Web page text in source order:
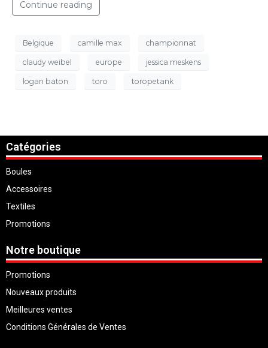
Continue reading
Belgique camille max championnat
claudy weibel europe jessica meskens
logan baton toro toropetank
Catégories
Boules
Accessoires
Textiles
Promotions
Notre boutique
Promotions
Nouveaux produits
Meilleures ventes
Conditions Générales de Ventes